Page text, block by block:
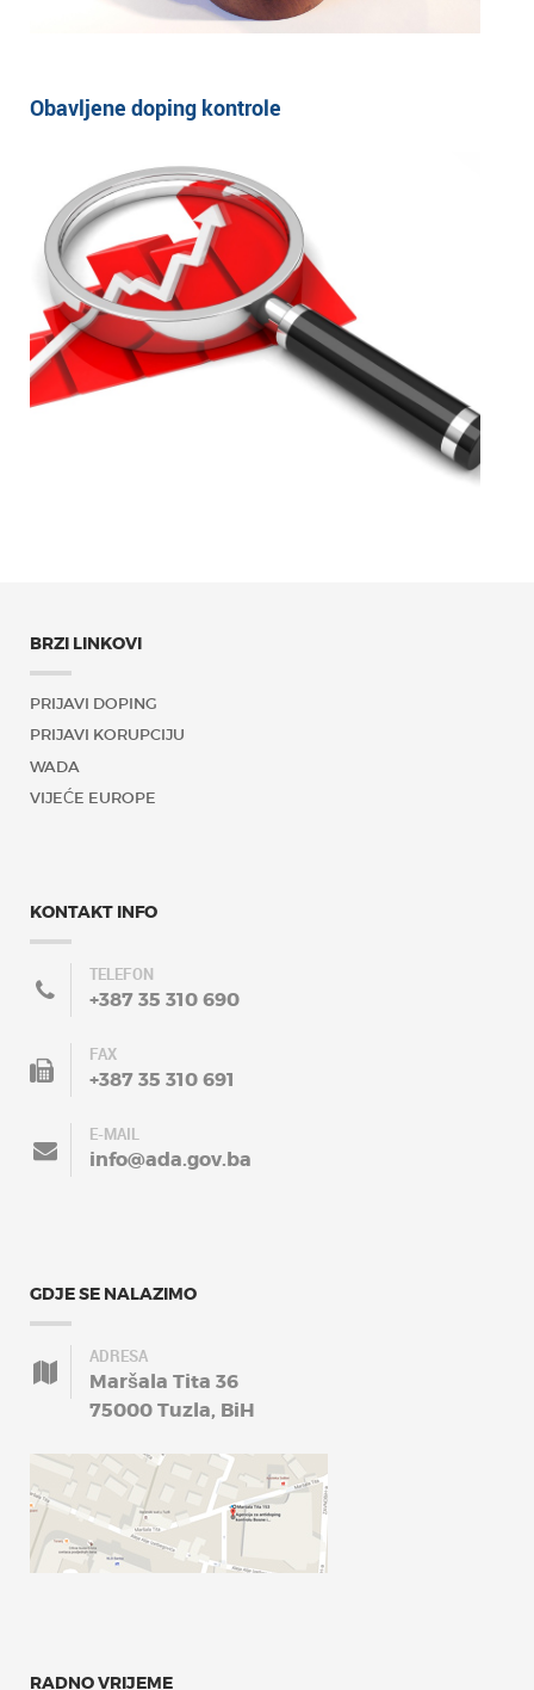
Obavljene doping kontrole
BRZI LINKOVI
PRIJAVI DOPING
PRIJAVI KORUPCIJU
WADA
VIJEĆE EUROPE
KONTAKT INFO
TELEFON
+387 35 310 690
FAX
+387 35 310 691
E-MAIL
info@ada.gov.ba
GDJE SE NALAZIMO
ADRESA
Maršala Tita 36
75000 Tuzla, BiH
RADNO VRIJEME